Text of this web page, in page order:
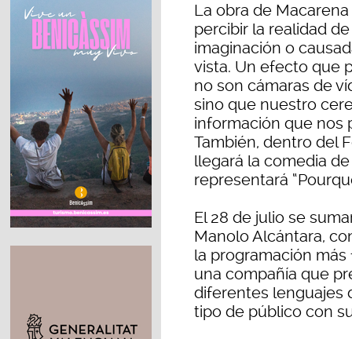
La obra de
percibir la realidad
imaginación o
vista. Un efecto que
no son cámaras de
sino que nuestro
información que nos
También, dentro del
llegará la comedia
representará
El 28 de julio se
Manolo Alcántara,
la programación
una compañía que
diferentes lenguajes
tipo de público con